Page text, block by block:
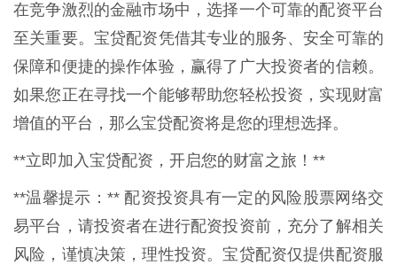
在竞争激烈的金融市场中，选择一个可靠的配资平台
至关重要。宝贷配资凭借其专业的服务、安全可靠的
保障和便捷的操作体验，赢得了广大投资者的信赖。
如果您正在寻找一个能够帮助您轻松投资，实现财富
增值的平台，那么宝贷配资将是您的理想选择。
**立即加入宝贷配资，开启您的财富之旅！**
**温馨提示：** 配资投资具有一定的风险股票网络交
易平台，请投资者在进行配资投资前，充分了解相关
风险，谨慎决策，理性投资。宝贷配资仅提供配资服